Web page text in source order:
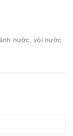
nước vòi nước